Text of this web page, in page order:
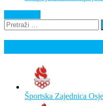
Pretraži:
Športska Zajednica